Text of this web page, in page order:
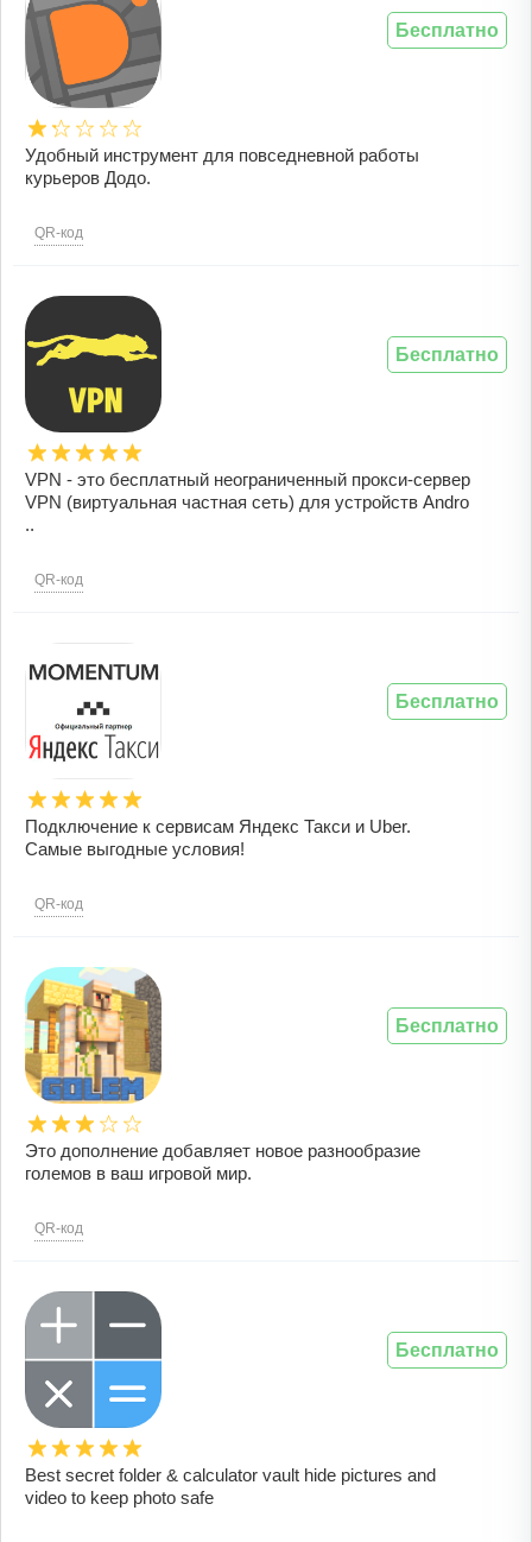
Удобный инструмент для повседневной работы
курьеров Додо.
QR-код
Бесплатно
VPN - это бесплатный неограниченный прокси-сервер
VPN (виртуальная частная сеть) для устройств Andro
..
QR-код
Бесплатно
Подключение к сервисам Яндекс Такси и Uber.
Самые выгодные условия!
QR-код
Бесплатно
Это дополнение добавляет новое разнообразие
големов в ваш игровой мир.
QR-код
Бесплатно
Best secret folder & calculator vault hide pictures and
video to keep photo safe
Бесплатно